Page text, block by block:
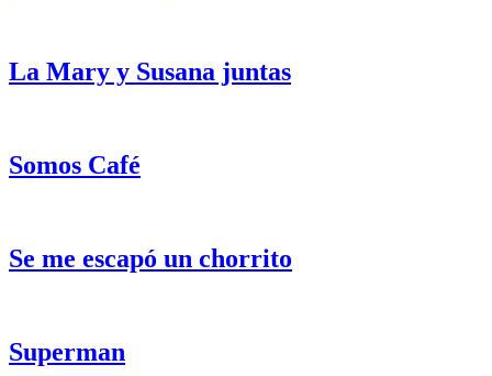
La Mary y Susana juntas
Somos Café
Se me escapó un chorrito
Superman